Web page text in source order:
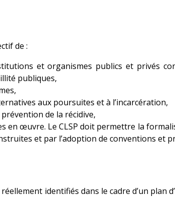
de :
et organismes publics et privés
publiques,
aux poursuites et à l’incarcération,
de la récidive,
en œuvre. Le CLSP doit permettre la
et par l’adoption de conventions et
identifiés dans le cadre d’un plan